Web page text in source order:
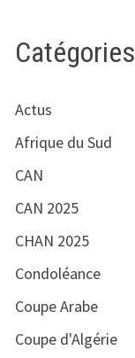
Catégories
Actus
Afrique du Sud
CAN
CAN 2025
CHAN 2025
Condoléance
Coupe Arabe
Coupe d'Algérie